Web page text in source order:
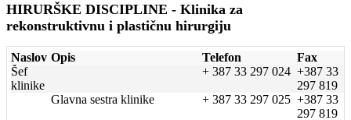
HIRURŠKE DISCIPLINE - Klinika za
rekonstruktivnu i plastičnu hirurgiju
Naslov Opis Telefon Fax
Šef
klinike
+ 387 33 297 024 +387 33
297 819
Glavna sestra klinike + 387 33 297 025 +387 33
297 819